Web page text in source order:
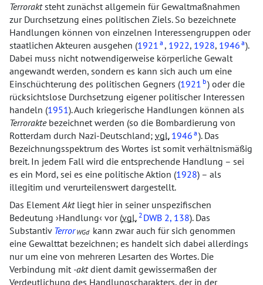
Terroraktsteht zunächst allgemein für Gewaltmaßnahmen
zur Durchsetzung eines politischen Ziels. So bezeichnete
Handlungen können von einzelnen Interessengruppen oder
staatlichen Akteuren ausgehen (1921 a , 1922, 1928, 1946 a).
Dabei muss nicht notwendigerweise körperliche Gewalt
angewandt werden, sondern es kann sich auch um eine
Einschüchterung des politischen Gegners (1921 b) oder die
rücksichtslose Durchsetzung eigener politischer Interessen
handeln (1951). Auch kriegerische Handlungen können als
Terroraktebezeichnet werden (so die Bombardierung von
Rotterdam durch Nazi-Deutschland; vgl. 1946 a ). Das
Bezeichnungsspektrum des Wortes ist somit verhältnismäßig
breit. In jedem Fall wird die entsprechende Handlung – sei
es ein Mord, sei es eine politische Aktion (1928) – als
illegitim und verurteilenswert dargestellt.
Das ElementAktliegt hier in seiner unspezifischen
Bedeutung Handlung vor (vgl. 2 DWB 2, 138). Das
Substantiv Terror WGd kann zwar auch für sich genommen
eine Gewalttat bezeichnen; es handelt sich dabei allerdings
nur um eine von mehreren Lesarten des Wortes. Die
Verbindung mit -aktdient damit gewissermaßen der
Verdeutlichung des Handlungscharakters, der in der